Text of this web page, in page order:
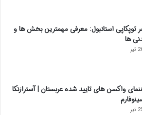
توپکاپی استانبول: معرفی مهمترین بخش ها و
ها
واکسن های تایید شده عربستان | آسترازنکا